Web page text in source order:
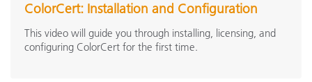
ColorCert: Installation and Configuration
This video will guide you through installing, licensing, and
configuring ColorCert for the first time.